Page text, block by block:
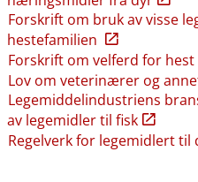
Forskrift om bruk av visse
hestefamilien
Forskrift om velferd for
Lov om veterinærer og
Legemiddelindustriens
av legemidler til fisk
Regelverk for legemidlert